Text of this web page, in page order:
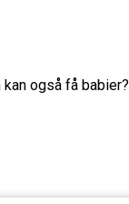
også få babier?